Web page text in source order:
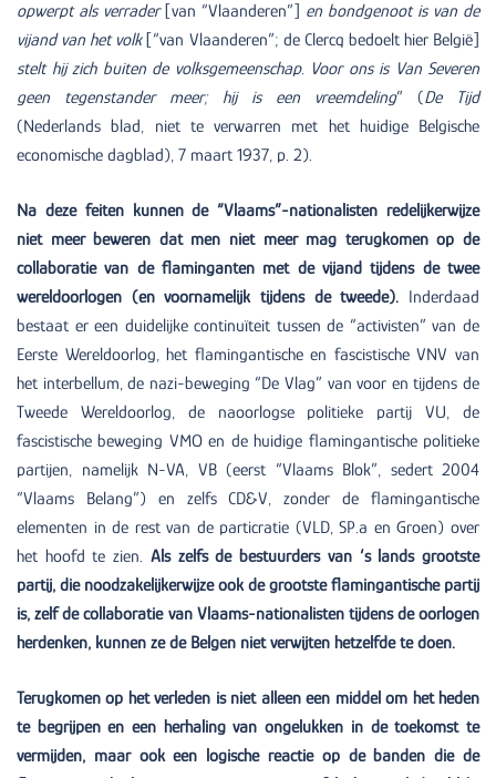
opwerpt als verrader [van “Vlaanderen”] en bondgenoot is van de
vijand van het volk [“van Vlaanderen”; de Clercq bedoelt hier België]
stelt hij zich buiten de volksgemeenschap. Voor ons is Van Severen
geen tegenstander meer; hij is een vreemdeling” (De Tijd
(Nederlands blad, niet te verwarren met het huidige Belgische
economische dagblad), 7 maart 1937, p. 2).
Na deze feiten kunnen de “Vlaams”-nationalisten redelijkerwijze
niet meer beweren dat men niet meer mag terugkomen op de
collaboratie van de flaminganten met de vijand tijdens de twee
wereldoorlogen (en voornamelijk tijdens de tweede). Inderdaad
bestaat er een duidelijke continuïteit tussen de “activisten” van de
Eerste Wereldoorlog, het flamingantische en fascistische VNV van
het interbellum, de nazi-beweging “De Vlag” van voor en tijdens de
Tweede Wereldoorlog, de naoorlogse politieke partij VU, de
fascistische beweging VMO en de huidige flamingantische politieke
partijen, namelijk N-VA, VB (eerst “Vlaams Blok”, sedert 2004
“Vlaams Belang”) en zelfs CD&V, zonder de flamingantische
elementen in de rest van de particratie (VLD, SP.a en Groen) over
het hoofd te zien. Als zelfs de bestuurders van ‘s lands grootste
partij, die noodzakelijkerwijze ook de grootste flamingantische partij
is, zelf de collaboratie van Vlaams-nationalisten tijdens de oorlogen
herdenken, kunnen ze de Belgen niet verwijten hetzelfde te doen.
Terugkomen op het verleden is niet alleen een middel om het heden
te begrijpen en een herhaling van ongelukken in de toekomst te
vermijden, maar ook een logische reactie op de banden die de